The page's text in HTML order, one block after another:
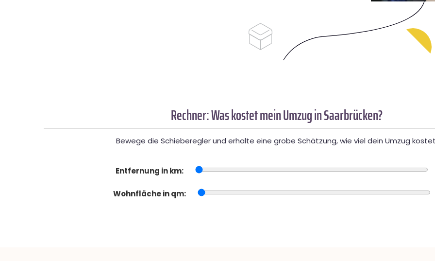
Rechner: Was kostet mein Umzug in Saarbrücken?
Bewege die Schieberegler und erhalte eine grobe Schätzung, wie viel dein Umzug
Entfernung in km:
Wohnfläche in qm: